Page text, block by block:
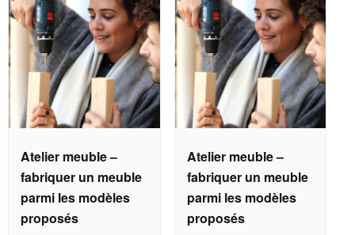
Atelier meuble –
fabriquer un meuble
parmi les modèles
proposés
Atelier meuble –
fabriquer un meuble
parmi les modèles
proposés